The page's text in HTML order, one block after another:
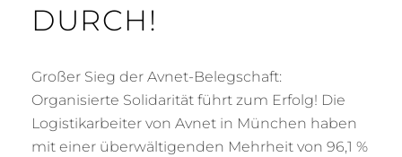
DURCH!
Großer Sieg der Avnet-Belegschaft:
Organisierte Solidarität führt zum Erfolg! Die
Logistikarbeiter von Avnet in München haben
mit einer überwältigenden Mehrheit von 96,1 %